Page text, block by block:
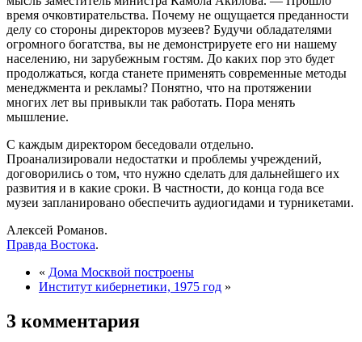
время очковтирательства. Почему не ощущается преданности
делу со стороны директоров музеев? Будучи обладателями
огромного богатства, вы не демонстрируете его ни нашему
населению, ни зарубежным гостям. До каких пор это будет
продолжаться, когда станете применять современные методы
менеджмента и рекламы? Понятно, что на протяжении
многих лет вы привыкли так работать. Пора менять
мышление.
С каждым директором беседовали отдельно.
Проанализировали недостатки и проблемы учреждений,
договорились о том, что нужно сделать для дальнейшего их
развития и в какие сроки. В частности, до конца года все
музеи запланировано обеспечить аудиогидами и турникетами.
Алексей Романов.
Правда Востока.
« Дома Москвой построены
Институт кибернетики, 1975 год »
3 комментария